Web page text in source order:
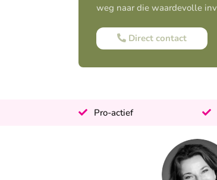
weg naar die waardevolle
Direct contact
Pro-actief